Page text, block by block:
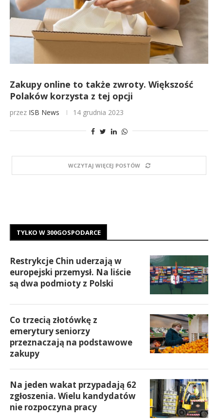
Zakupy online to także zwroty. Większość
Polaków korzysta z tej opcji
przez ISB News 14 grudnia 2023
WCZYTAJ WIĘCEJ POSTÓW
TYLKO W 300GOSPODARCE
Restrykcje Chin uderzają w
europejski przemysł. Na liście
są dwa podmioty z Polski
Co trzecią złotówkę z
emerytury seniorzy
przeznaczają na podstawowe
zakupy
Na jeden wakat przypadają 62
zgłoszenia. Wielu kandydatów
nie rozpoczyna pracy